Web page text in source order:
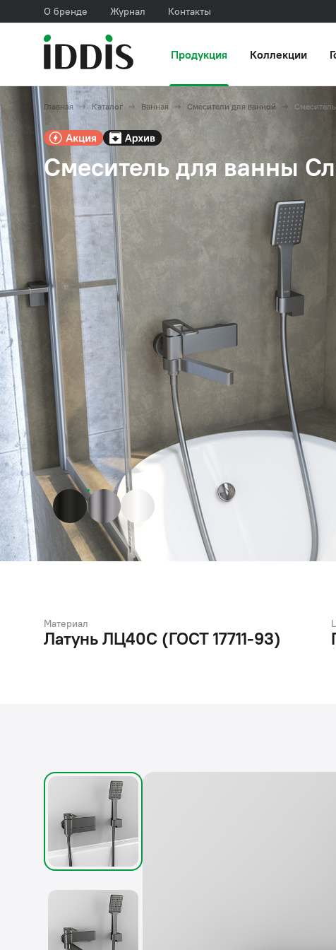
О бренде Журнал Контакты
Продукция Коллекции
Главная Каталог Ванная Смесители для ванной
Смеситель для ванны
Материал
Латунь ЛЦ40C (ГОСТ 17711-93)